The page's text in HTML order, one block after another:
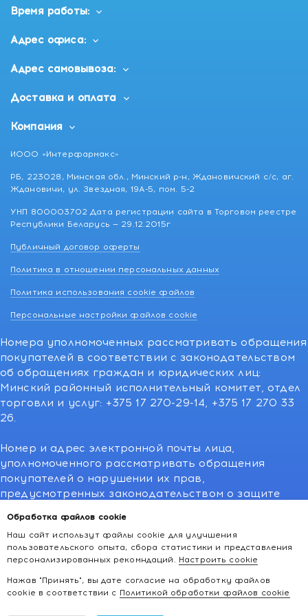
Обработка файлов cookie
Наш сайт использут файлы cookie для улучшения
пользовательского опыта, сбора статистики и представления
персонализированных рекомндаций. Настроить cookie
Нажав "Принять", вы дате согласие на обработку файлов
cookie в соответствии с Политикой обработки файлов cookie
Время работы:
Адрес офиса:
Адрес самовывоза:
Доставка и оплата
Компания
ИООО «Интерфармакс»
РБ, 223028, Минская обл., Минский р-н, Ждановичский с/с, аг.
Ждановичи, ул. Звездная, 19А-5, пом. 5-2
УНП 800003702 Дата регистрации сайта в Торговом реестре
Республики Беларусь — 29.12.2015г
Публичный договор оферты
Политика в отношении персональных данных
Политика использования cookie файлов
Персональные настройки файлов cookie
Номера уполномоченных рассматривать обращения
покупателей в соответствии с законодательством
об обращениях граждан и юридических лиц:
Минский районный исполнительный комитет, отдел
торговли и услуг: +375 17 270-29-14, +375 17 270 33
26.
Номер и адрес электронной почты лица,
уполномоченного рассматривать обращения
покупателей о нарушении их прав,
предусмотренных законодательством о защите
операторов), info@kakvapteke.by